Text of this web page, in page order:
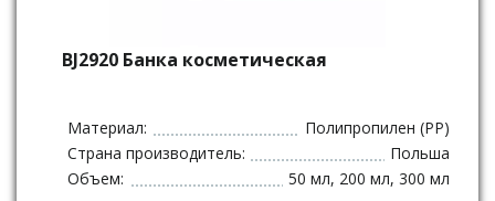
BJ2920 Банка косметическая
Материал:
Полипропилен (PP)
Страна производитель:
Польша
Объем:
50 мл, 200 мл, 300 мл